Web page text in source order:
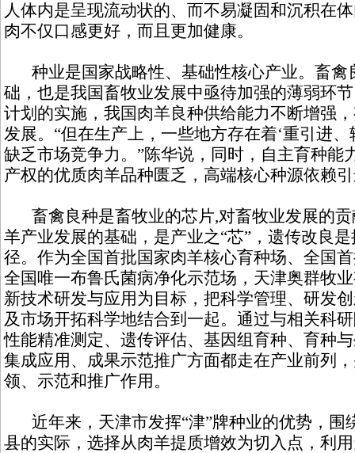
人体内是呈现流动状的、而不易凝固和沉积在
肉不仅口感更好，而且更加健康。
种业是国家战略性、基础性核心产业。畜禽
础，也是我国畜牧业发展中亟待加强的薄弱环
计划的实施，我国肉羊良种供给能力不断增强
发展。“但在生产上，一些地方存在着‘重引进
缺乏市场竞争力。”陈华说，同时，自主育种能
产权的优质肉羊品种匮乏，高端核心种源依赖
畜禽良种是畜牧业的芯片,对畜牧业发展的贡
羊产业发展的基础，是产业之“芯”，遗传改良
径。作为全国首批国家肉羊核心育种场、全国
全国唯一布鲁氏菌病净化示范场，天津奥群牧
新技术研发与应用为目标，把科学管理、研发
及市场开拓科学地结合到一起。通过与相关科
性能精准测定、遗传评估、基因组育种、育种
集成应用、成果示范推广方面都走在产业前列
领、示范和推广作用。
近年来，天津市发挥“津”牌种业的优势，围
县的实际，选择从肉羊提质增效为切入点，利